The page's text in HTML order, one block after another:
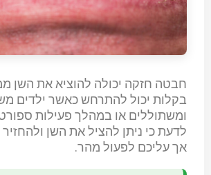
חבטה חזקה יכולה להוציא את השן
בקלות יכול להתרחש כאשר ילדים
ומשתוללים או במהלך פעילות
לדעת כי ניתן להציל את השן
אך עליכם לפעול מהר.